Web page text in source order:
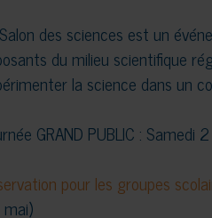
des sciences est un
du milieu scientifique
la science dans un
GRAND PUBLIC : Samedi
pour les groupes